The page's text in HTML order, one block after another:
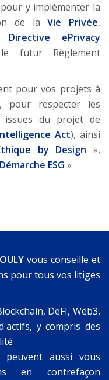
y implémenter la
de laVie Privée,
Directive ePrivacy
futur Règlement
pour vos projets à
, pour respecter les
issues du projet de
Act), ainsi
by Design »,
Démarche ESG »
vous conseille et
pour tous vos litiges
DeFI, Web3,
y compris des
aussi vous
en contrefaçon